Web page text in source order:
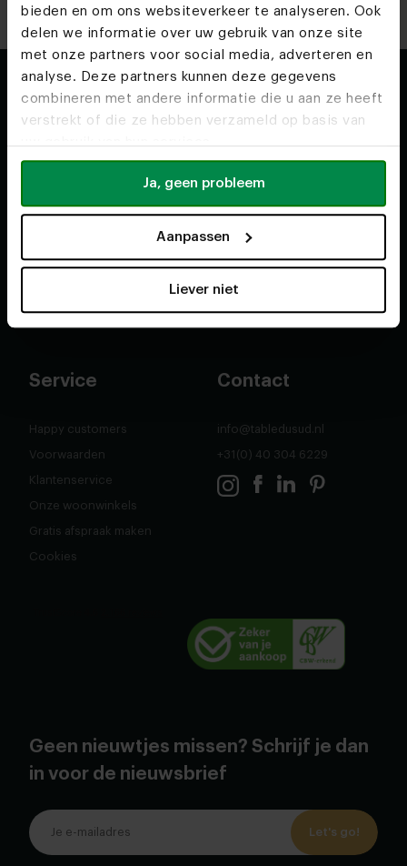
bieden en om ons websiteverkeer te analyseren. Ook
delen we informatie over uw gebruik van onze site
met onze partners voor social media, adverteren en
analyse. Deze partners kunnen deze gegevens
combineren met andere informatie die u aan ze heeft
verstrekt of die ze hebben verzameld op basis van
Ja, geen probleem
Aanpassen
Liever niet
Shop
Ovale eettafels
Banken
Over ons
Ons team
Duurzaamheid
Voor interieurstylisten
Werken bij
Service
Happy customers
Voorwaarden
Klantenservice
Onze woonwinkels
Gratis afspraak maken
Cookies
Contact
info@tabledusud.nl
+31(0) 40 304 6229
Geen nieuwtjes missen? Schrijf je dan
in voor de nieuwsbrief
Let's go!